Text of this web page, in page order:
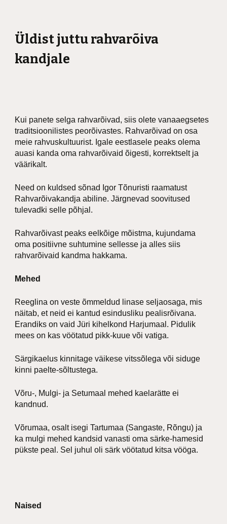
Üldist juttu rahvarõiva
kandjale
Kui panete selga rahvarõivad, siis olete vanaaegsetes
traditsioonilistes peorõivastes. Rahvarõivad on osa
meie rahvuskultuurist. Igale eestlasele peaks olema
auasi kanda oma rahvarõivaid õigesti, korrektselt ja
väärikalt.
Need on kuldsed sõnad Igor Tõnuristi raamatust
Rahvarõivakandja abiline. Järgnevad soovitused
tulevadki selle põhjal.
Rahvarõivast peaks eelkõige mõistma, kujundama
oma positiivne suhtumine sellesse ja alles siis
rahvarõivaid kandma hakkama.
Mehed
Reeglina on veste õmmeldud linase seljaosaga, mis
näitab, et neid ei kantud esindusliku pealisrõivana.
Erandiks on vaid Jüri kihelkond Harjumaal. Pidulik
mees on kas vöötatud pikk-kuue või vatiga.
Särgikaelus kinnitage väikese vitssõlega või siduge
kinni paelte-sõltustega.
Võru-, Mulgi- ja Setumaal mehed kaelarätte ei
kandnud.
Võrumaa, osalt isegi Tartumaa (Sangaste, Rõngu) ja
ka mulgi mehed kandsid vanasti oma särke-hamesid
pükste peal. Sel juhul oli särk vöötatud kitsa vööga.
Naised